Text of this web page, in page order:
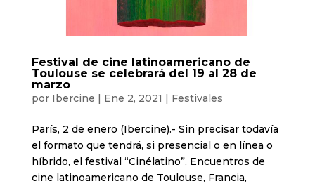
Festival de cine latinoamericano de
Toulouse se celebrará del 19 al 28 de
marzo
por Ibercine | Ene 2, 2021 | Festivales
París, 2 de enero (Ibercine).- Sin precisar todavía
el formato que tendrá, si presencial o en línea o
híbrido, el festival “Cinélatino”, Encuentros de
cine latinoamericano de Toulouse, Francia,